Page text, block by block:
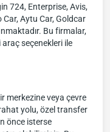
724, Enterprise, Avis,
Aytu Car, Goldcar
Bu firmalar,
seçenekleri ile
merkezine veya çevre
yolu, özel transfer
önce isterse